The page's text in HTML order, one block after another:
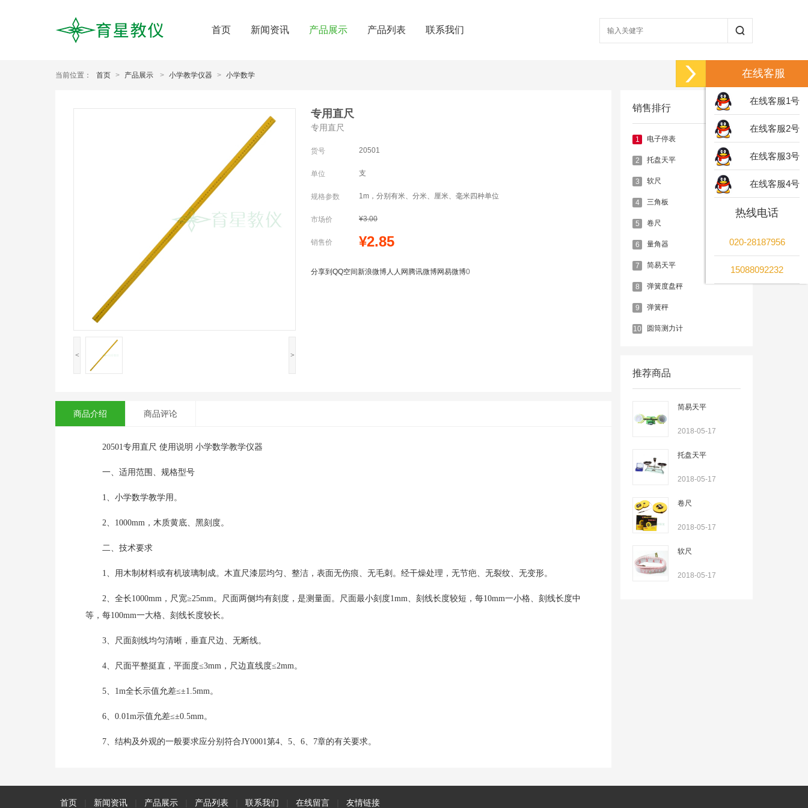
首页 新闻资讯 产品展示 产品列表 联系我们
当前位置： 首页 > 产品展示 > 小学教学仪器 > 小学数学
< >
专用直尺
专用直尺
货号 20501
单位 支
规格参数 1m，分别有米、分米、厘米、毫米四种单位
市场价 ¥3.00
销售价 ¥2.85
分享到 QQ空间新浪微博人人网 腾讯微博网易微博0
商品介绍 商品评论
20501专用直尺 使用说明 小学数学教学仪器
一、适用范围、规格型号
1、小学数学教学用。
2、1000mm，木质黄底、黑刻度。
二、技术要求
1、用木制材料或有机玻璃制成。木直尺漆层均匀、整洁，表面无伤痕、无毛刺。经干燥处理，无节疤、无裂纹、无变形。
2、全长1000mm，尺宽≥25mm。尺面两侧均有刻度，是测量面。尺面最小刻度1mm、刻线长度较短，每10mm一小格、刻线长度中
等，每100mm一大格、刻线长度较长。
3、尺面刻线均匀清晰，垂直尺边、无断线。
4、尺面平整挺直，平面度≤3mm，尺边直线度≤2mm。
5、1m全长示值允差≤±1.5mm。
6、0.01m示值允差≤±0.5mm。
7、结构及外观的一般要求应分别符合JY0001第4、5、6、7章的有关要求。
销售排行
1 电子停表
2 托盘天平
3 软尺
4 三角板
5 卷尺
6 量角器
7 简易天平
8 弹簧度盘秤
9 弹簧秤
10 圆筒测力计
推荐商品
简易天平
2018-05-17
托盘天平
2018-05-17
卷尺
2018-05-17
软尺
2018-05-17
首页 新闻资讯 产品展示 产品列表 联系我们 在线留言 友情链接
在线客服
在线客服1号
在线客服2号
在线客服3号
在线客服4号
热线电话
020-28187956
15088092232